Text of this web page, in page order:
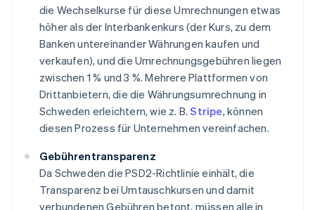
die Wechselkurse für diese Umrechnungen etwas
höher als der Interbankenkurs (der Kurs, zu dem
Banken untereinander Währungen kaufen und
verkaufen), und die Umrechnungsgebühren liegen
zwischen 1 % und 3 %. Mehrere Plattformen von
Drittanbietern, die die Währungsumrechnung in
Schweden erleichtern, wie z. B.Stripe, können
diesen Prozess für Unternehmen vereinfachen.
Gebührentransparenz
Da Schweden die PSD2-Richtlinie einhält, die
Transparenz bei Umtauschkursen und damit
verbundenen Gebühren betont, müssen alle in